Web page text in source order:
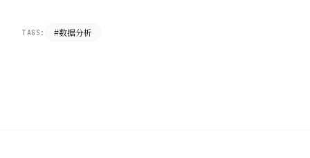
TAGS: #数据分析